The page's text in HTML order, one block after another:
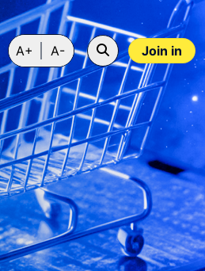
Join in
A+ A-